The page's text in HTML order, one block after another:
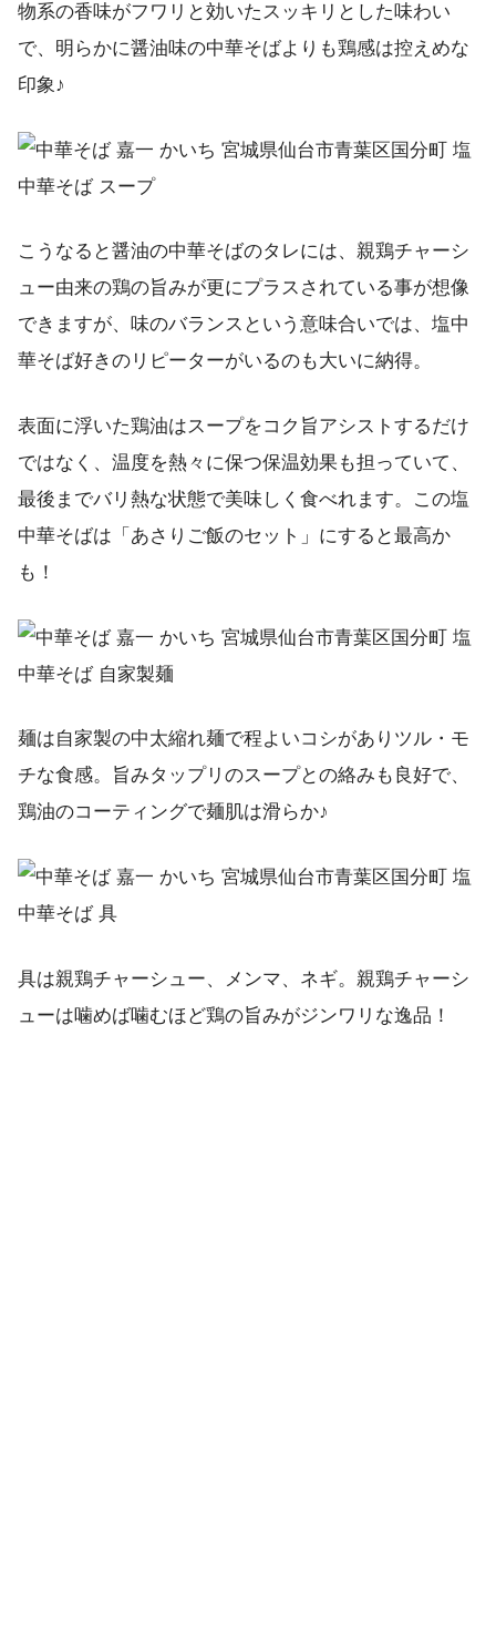
物系の香味がフワリと効いたスッキリとした味わい
で、明らかに醤油味の中華そばよりも鶏感は控えめな
印象♪
こうなると醤油の中華そばのタレには、親鶏チャーシ
ュー由来の鶏の旨みが更にプラスされている事が想像
できますが、味のバランスという意味合いでは、塩中
華そば好きのリピーターがいるのも大いに納得。
表面に浮いた鶏油はスープをコク旨アシストするだけ
ではなく、温度を熱々に保つ保温効果も担っていて、
最後までバリ熱な状態で美味しく食べれます。この塩
中華そばは「あさりご飯のセット」にすると最高か
も！
麺は自家製の中太縮れ麺で程よいコシがありツル・モ
チな食感。旨みタップリのスープとの絡みも良好で、
鶏油のコーティングで麺肌は滑らか♪
具は親鶏チャーシュー、メンマ、ネギ。親鶏チャーシ
ューは噛めば噛むほど鶏の旨みがジンワリな逸品！